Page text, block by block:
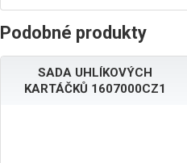
Podobné produkty
SADA UHLÍKOVÝCH
KARTÁČKŮ 1607000CZ1